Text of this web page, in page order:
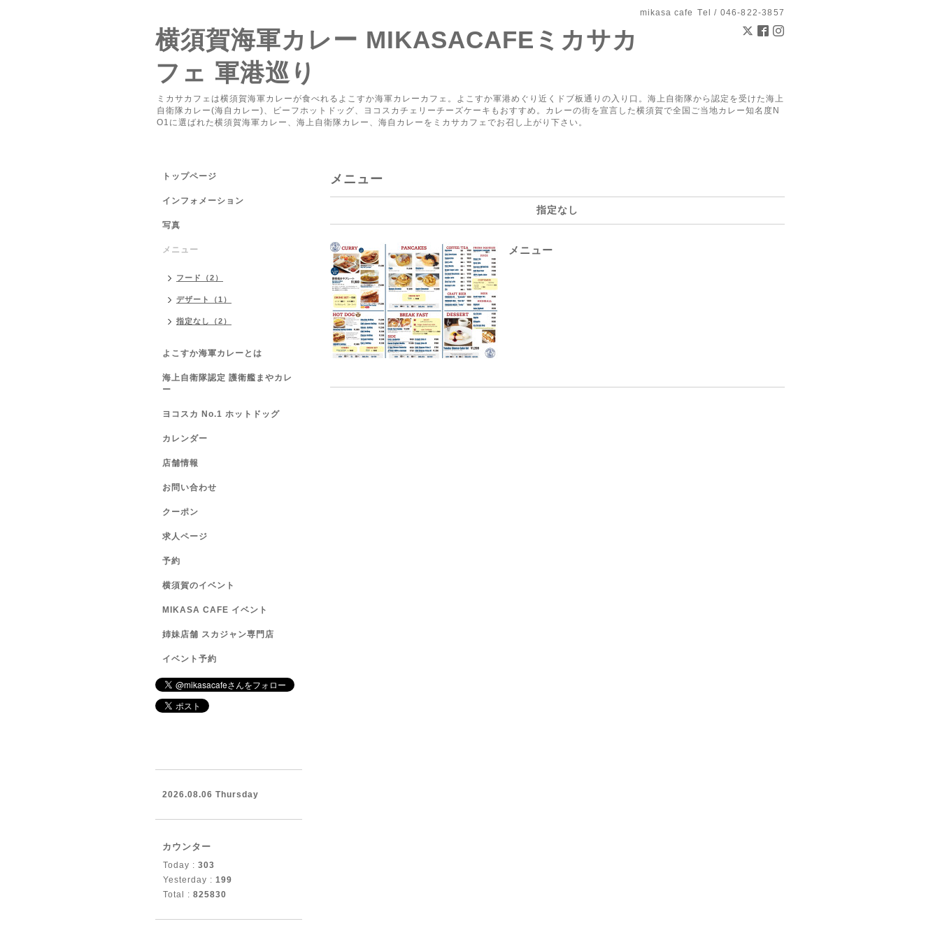
mikasa cafe Tel / 046-822-3857
横須賀海軍カレー MIKASACAFEミカサカ
フェ 軍港巡り
ミカサカフェは横須賀海軍カレーが食べれるよこすか海軍カレーカフェ。よこすか軍港めぐり近くドブ板通りの入り口。海上自衛隊から認定を受けた海上
自衛隊カレー(海自カレー)、ビーフホットドッグ、ヨコスカチェリーチーズケーキもおすすめ。カレーの街を宣言した横須賀で全国ご当地カレー知名度N
O1に選ばれた横須賀海軍カレー、海上自衛隊カレー、海自カレーをミカサカフェでお召し上がり下さい。
メニュー
指定なし
メニュー
トップページ
インフォメーション
写真
メニュー
フード（2）
デザート（1）
指定なし（2）
よこすか海軍カレーとは
海上自衛隊認定 護衛艦まやカレ
ー
ヨコスカ No.1 ホットドッグ
カレンダー
店舗情報
お問い合わせ
クーポン
求人ページ
予約
横須賀のイベント
MIKASA CAFE イベント
姉妹店舗 スカジャン専門店
イベント予約
2026.08.06 Thursday
カウンター
Today : 303
Yesterday : 199
Total : 825830